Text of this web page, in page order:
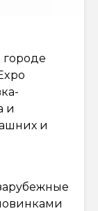
городе
и
и